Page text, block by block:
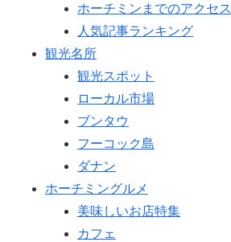
ホーチミンまでのアクセス
人気記事ランキング
観光名所
観光スポット
ローカル市場
ブンタウ
フーコック島
ダナン
ホーチミングルメ
美味しいお店特集
カフェ